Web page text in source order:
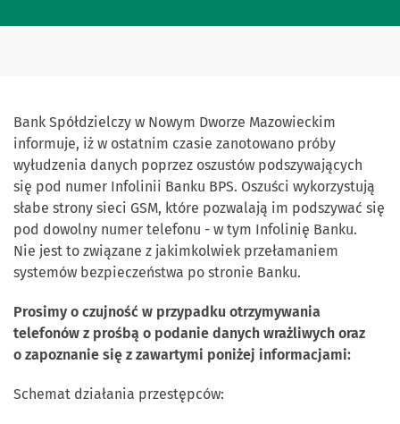
Bank Spółdzielczy w Nowym Dworze Mazowieckim
informuje, iż w ostatnim czasie zanotowano próby
wyłudzenia danych poprzez oszustów podszywających
się pod numer Infolinii Banku BPS. Oszuści wykorzystują
słabe strony sieci GSM, które pozwalają im podszywać się
pod dowolny numer telefonu - w tym Infolinię Banku.
Nie jest to związane z jakimkolwiek przełamaniem
systemów bezpieczeństwa po stronie Banku.
Prosimy o czujność w przypadku otrzymywania
telefonów z prośbą o podanie danych wrażliwych oraz
o zapoznanie się z zawartymi poniżej informacjami:
Schemat działania przestępców: